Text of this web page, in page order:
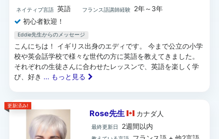
ネイティブ言語 英語 フランス語講師経験
2年～3年
初心者歓迎！
Eddie先生からのメッセージ
こんにちは！ イギリス出身のエディです。 今まで公立の小学
校や英会話学校で様々な世代の方に英語を教えてきました。
それぞれの生徒さんに合わせたレッスンで、英語を楽しく学
び、好き ... もっと見る
更新済み!
Rose先生 カナダ人
最終更新日 2週間以内